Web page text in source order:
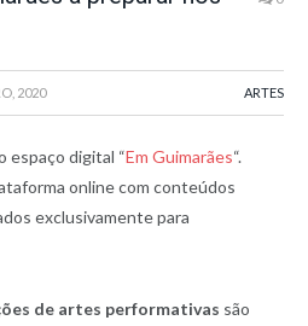
2020 ARTES
espaço digital “Em Guimarães“.
online com conteúdos
exclusivamente para
de artes performativas são